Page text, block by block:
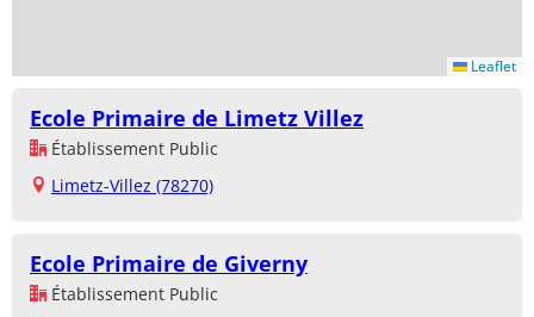
Leaflet
Ecole Primaire de Limetz Villez
Établissement Public
Limetz-Villez (78270)
Ecole Primaire de Giverny
Établissement Public